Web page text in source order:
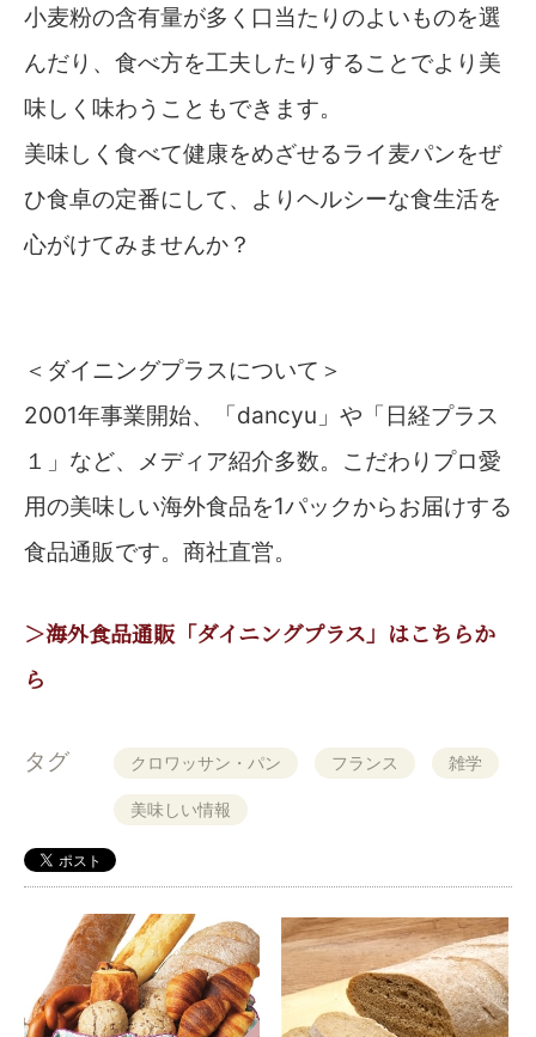
小麦粉の含有量が多く口当たりのよいものを選
んだり、食べ方を工夫したりすることでより美
味しく味わうこともできます。
美味しく食べて健康をめざせるライ麦パンをぜ
ひ食卓の定番にして、よりヘルシーな食生活を
心がけてみませんか？
＜ダイニングプラスについて＞
2001年事業開始、「dancyu」や「日経プラス
１」など、メディア紹介多数。こだわりプロ愛
用の美味しい海外食品を1パックからお届けする
食品通販です。商社直営。
＞海外食品通販「ダイニングプラス」はこちらか
ら
タグ クロワッサン・パン フランス 雑学
美味しい情報